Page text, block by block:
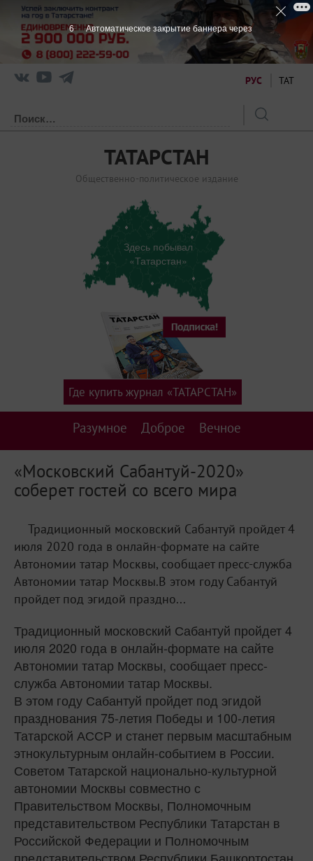
РУС ТАТ
ТАТАРСТАН
Общественно-политическое издание
Здесь побывал
«Татарстан»
Разумное Доброе Вечное
Где купить журнал «ТАТАРСТАН»
«Московский Сабантуй-2020»
соберет гостей со всего мира
Традиционный московский Сабантуй пройдет 4
июля 2020 года в онлайн-формате на сайте
Автономии татар Москвы, сообщает пресс-служба
Автономии татар Москвы.В этом году Сабантуй
пройдет под эгидой праздно...
Традиционный московский Сабантуй пройдет 4
июля 2020 года в онлайн-формате на сайте
Автономии татар Москвы, сообщает пресс-
служба Автономии татар Москвы.
В этом году Сабантуй пройдет под эгидой
празднования 75-летия Победы и 100-летия
Татарской АССР и станет первым масштабным
этнокультурным онлайн-событием в России.
Советом Татарской национально-культурной
автономии Москвы совместно с
Правительством Москвы, Полномочным
представительством Республики Татарстан в
Российской Федерации и Полномочным
5 Автоматическое закрытие баннера через